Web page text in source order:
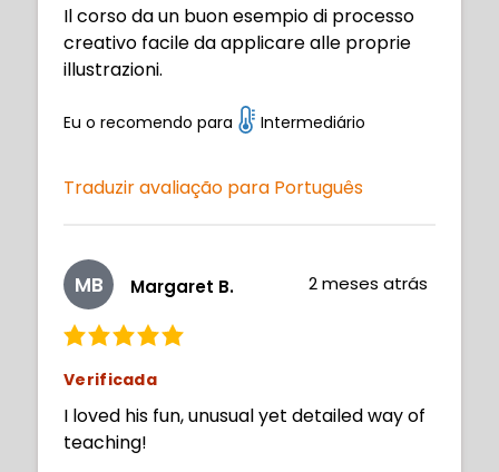
Il corso da un buon esempio di processo
creativo facile da applicare alle proprie
illustrazioni.
Eu o recomendo para Intermediário
Traduzir avaliação para Português
MB Margaret B. 2 meses atrás
Verificada
I loved his fun, unusual yet detailed way of
teaching!